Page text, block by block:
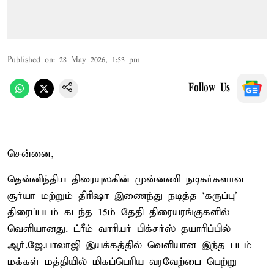
Published on: 28 May 2026, 1:53 pm
Follow Us
சென்னை,
தென்னிந்திய திரையுலகின் முன்னணி நடிகர்களான
சூர்யா மற்றும் திரிஷா இணைந்து நடித்த ‘கருப்பு’
திரைப்படம் கடந்த 15ம் தேதி திரையரங்குகளில்
வெளியானது. ட்ரீம் வாரியர் பிக்சர்ஸ் தயாரிப்பில்
ஆர்.ஜே.பாலாஜி இயக்கத்தில் வெளியான இந்த படம்
மக்கள் மத்தியில் மிகப்பெரிய வரவேற்பை பெற்று